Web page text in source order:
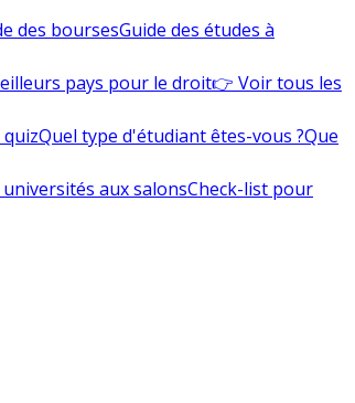
des boursesGuide des études à
pays pour le droit👉 Voir tous les
Quel type d'étudiant êtes-vous ?Que
aux salonsCheck-list pour